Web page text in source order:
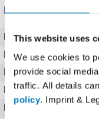
This website uses
We use cookies to
provide social
traffic. All details
policy. Imprint &
Nährwerte für 100 ml
Brennwert
Kalorien
Protein
Kohlenhydrate
Fett